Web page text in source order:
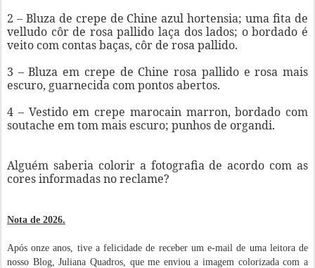
2 – Bluza de crepe de Chine azul hortensia; uma fita de
velludo côr de rosa pallido laça dos lados; o bordado é
veito com contas baças, côr de rosa pallido.
3 – Bluza em crepe de Chine rosa pallido e rosa mais
escuro, guarnecida com pontos abertos.
4 – Vestido em crepe marocain marron, bordado com
soutache em tom mais escuro; punhos de organdi.
Alguém saberia colorir a fotografia de acordo com as
cores informadas no reclame?
Nota de 2026.
Após onze anos, tive a felicidade de receber um e-mail de uma leitora de
nosso Blog, Juliana Quadros, que me enviou a imagem colorizada com a